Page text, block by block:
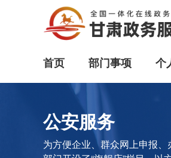
首页 部门事项 个
公安服务
为方便企业、群众网上申报